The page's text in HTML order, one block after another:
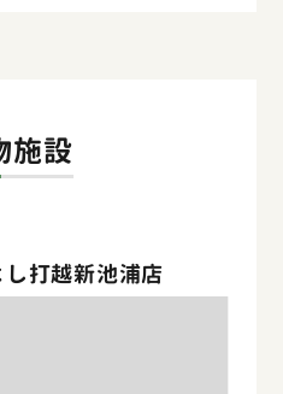
施設
打越新池浦店